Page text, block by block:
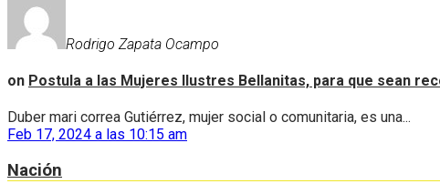
Rodrigo Zapata Ocampo
on Postula a las Mujeres Ilustres Bellanitas, para que sean
Duber mari correa Gutiérrez, mujer social o comunitaria, es una...
Feb 17, 2024 a las 10:15 am
Nación